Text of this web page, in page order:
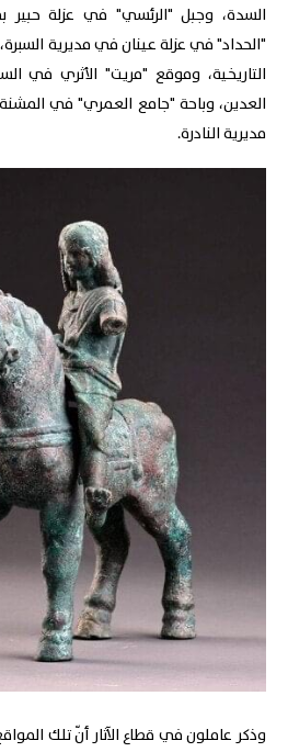
السدة، وجبل "الرئسي" في عزلة حبير
"الحداد" في عزلة عينان في مديرية
التاريخية، وموقع "مريت" الأثري في
العدين، وباحة "جامع العمري" في
مديرية النادرة.
وذكر عاملون في قطاع الآثار أنّ تلك